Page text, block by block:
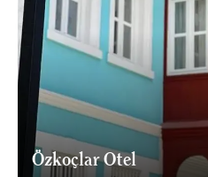
Özkoçlar Otel